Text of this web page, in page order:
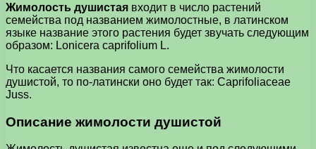
Жимолость душистая входит в число растений
семейства под названием жимолостные, в латинском
языке название этого растения будет звучать следующим
образом: Lonicera caprifolium L.
Что касается названия самого семейства жимолости
душистой, то по-латински оно будет так: Caprifoliaceae
Juss.
Описание жимолости душистой